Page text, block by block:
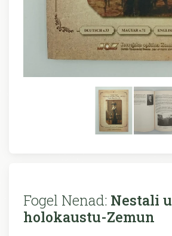
Fogel Nenad: Nestali u
holokaustu-Zemun